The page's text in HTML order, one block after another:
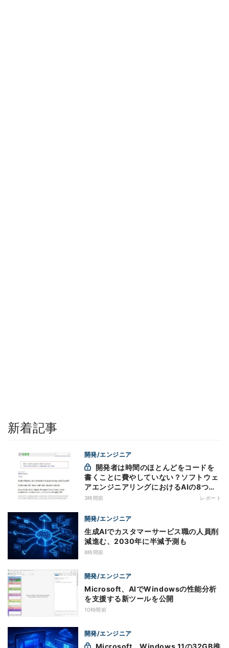
新着記事
開発/エンジニア
書くことに費やしていない？ソフトウェ
アエンジニアリングにおけるAIの8つの
神話への賛否
3時間前 レポート
開発/エンジニア
生成AIでカスタマーサービス職の人員削
減進む、2030年に半減予測も
8時間前
開発/エンジニア
Microsoft、AIでWindowsの性能分析
を支援する新ツールを公開
10時間前
開発/エンジニア